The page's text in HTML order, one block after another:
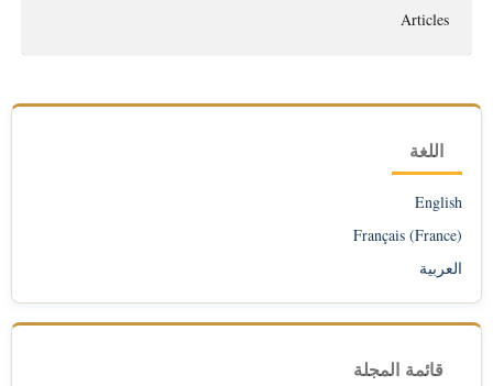
Articles
اللغة
English
Français (France)
العربية
قائمة المجلة